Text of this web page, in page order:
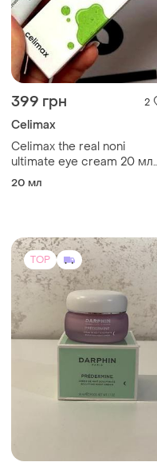
399 грн 2
Celimax
Celimax the real noni
ultimate eye cream 20 мл
интенсивный крем под
20 мл
TOP